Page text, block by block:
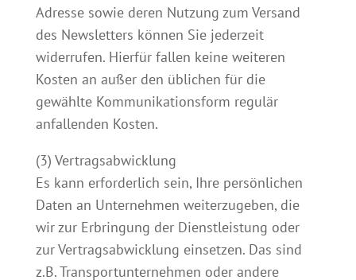
Adresse sowie deren Nutzung zum Versand
des Newsletters können Sie jederzeit
widerrufen. Hierfür fallen keine weiteren
Kosten an außer den üblichen für die
gewählte Kommunikationsform regulär
anfallenden Kosten.
(3) Vertragsabwicklung
Es kann erforderlich sein, Ihre persönlichen
Daten an Unternehmen weiterzugeben, die
wir zur Erbringung der Dienstleistung oder
zur Vertragsabwicklung einsetzen. Das sind
z.B. Transportunternehmen oder andere